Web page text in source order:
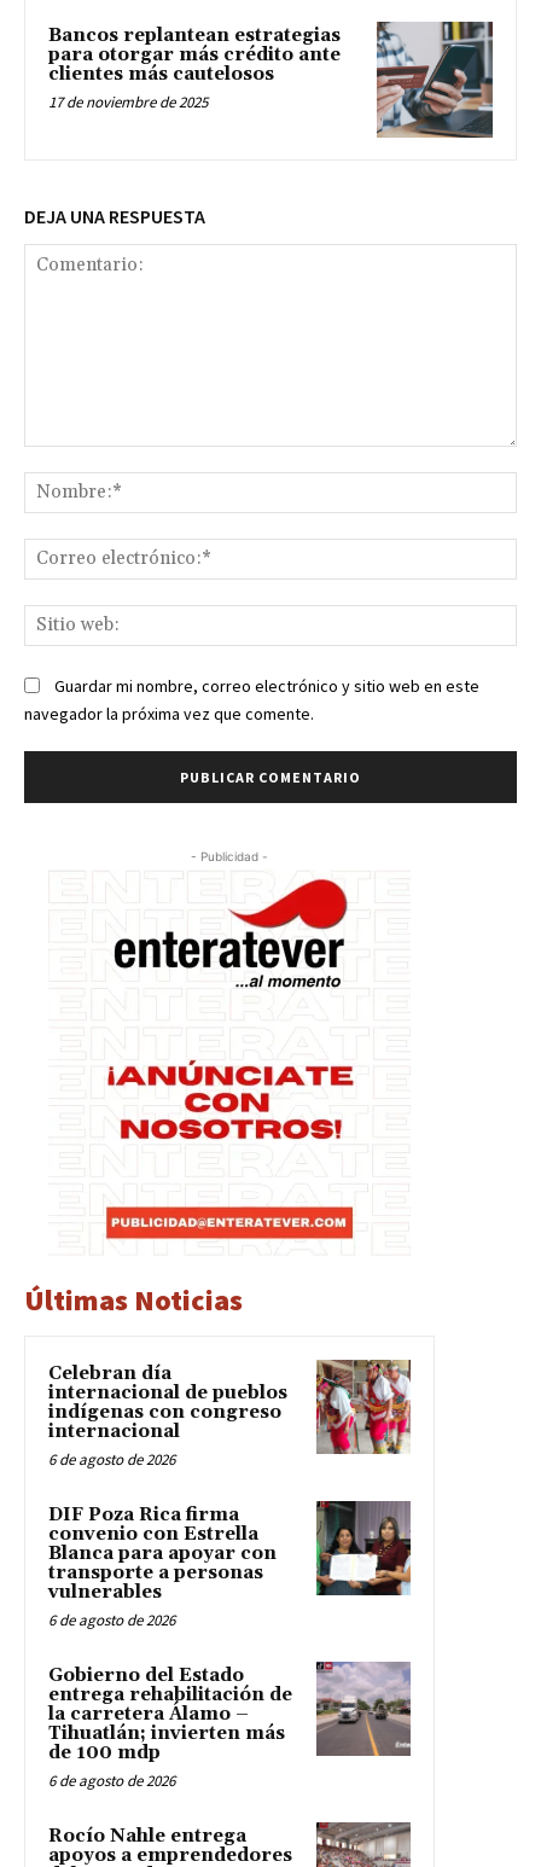
Bancos replantean estrategias
para otorgar más crédito ante
clientes más cautelosos
17 de noviembre de 2025
DEJA UNA RESPUESTA
Guardar mi nombre, correo electrónico y sitio web en este
navegador la próxima vez que comente.
- Publicidad -
Últimas Noticias
Celebran día
internacional de pueblos
indígenas con congreso
internacional
6 de agosto de 2026
DIF Poza Rica firma
convenio con Estrella
Blanca para apoyar con
transporte a personas
vulnerables
6 de agosto de 2026
Gobierno del Estado
entrega rehabilitación de
la carretera Álamo –
Tihuatlán; invierten más
de 100 mdp
6 de agosto de 2026
Rocío Nahle entrega
apoyos a emprendedores